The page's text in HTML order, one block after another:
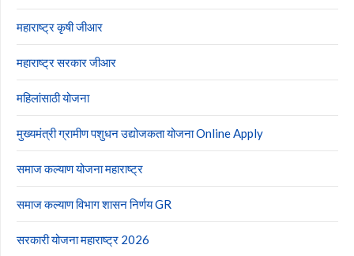
महाराष्ट्र कृषी जीआर
महाराष्ट्र सरकार जीआर
महिलांसाठी योजना
मुख्यमंत्री ग्रामीण पशुधन उद्योजकता योजना Online Apply
समाज कल्याण योजना महाराष्ट्र
समाज कल्याण विभाग शासन निर्णय GR
सरकारी योजना महाराष्ट्र 2026